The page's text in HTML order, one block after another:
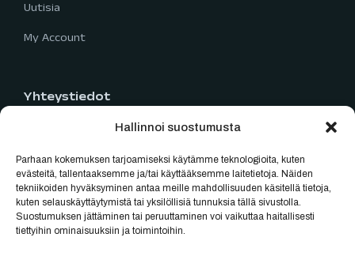
Hallinnoi suostumusta
Parhaan kokemuksen tarjoamiseksi käytämme teknologioita, kuten
evästeitä, tallentaaksemme ja/tai käyttääksemme laitetietoja. Näiden
tekniikoiden hyväksyminen antaa meille mahdollisuuden käsitellä tietoja,
kuten selauskäyttäytymistä tai yksilöllisiä tunnuksia tällä sivustolla.
Suostumuksen jättäminen tai peruuttaminen voi vaikuttaa haitallisesti
tiettyihin ominaisuuksiin ja toimintoihin.
Uutisia
My Account
Yhteystiedot
040 777 2819
myynti@oulubikes.fi
Arkisin: 10:00-18:00